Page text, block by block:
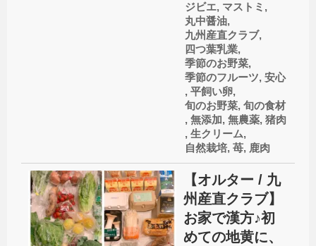
ジビエ, マストミ ,
丸中醤油,
九州産直クラブ,
四つ葉乳業,
季節のお野菜,
季節のフルーツ, 安心
, 平飼い卵,
旬のお野菜, 旬の食材
, 無添加, 無農薬, 猪肉
, 生クリーム,
自然栽培, 苺, 鹿肉
【オルター / 九
州産直クラブ】
お家で漢方♪初
めての地黄に、